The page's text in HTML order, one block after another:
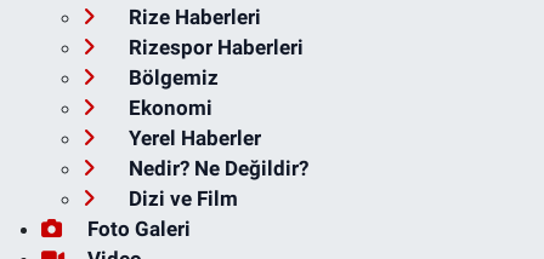
Rize Haberleri
Rizespor Haberleri
Bölgemiz
Ekonomi
Yerel Haberler
Nedir? Ne Değildir?
Dizi ve Film
Foto Galeri